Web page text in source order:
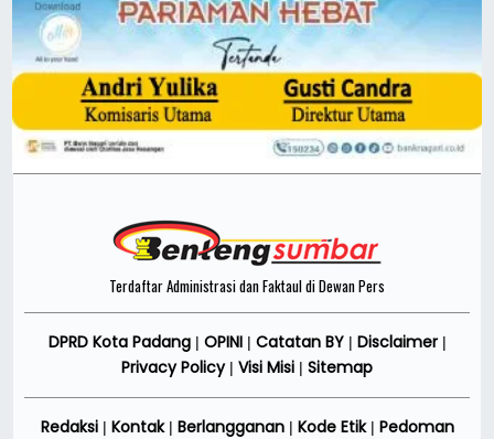
Terdaftar Administrasi dan Faktaul di Dewan Pers
DPRD Kota Padang| OPINI| Catatan BY| Disclaimer|
Privacy Policy| Visi Misi | Sitemap
Redaksi| Kontak| Berlangganan| Kode Etik| Pedoman